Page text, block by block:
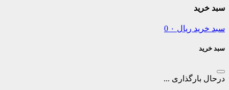
سبد خرید
سبد خرید ریال 0
سبد خرید
درحال بارگذاری ...